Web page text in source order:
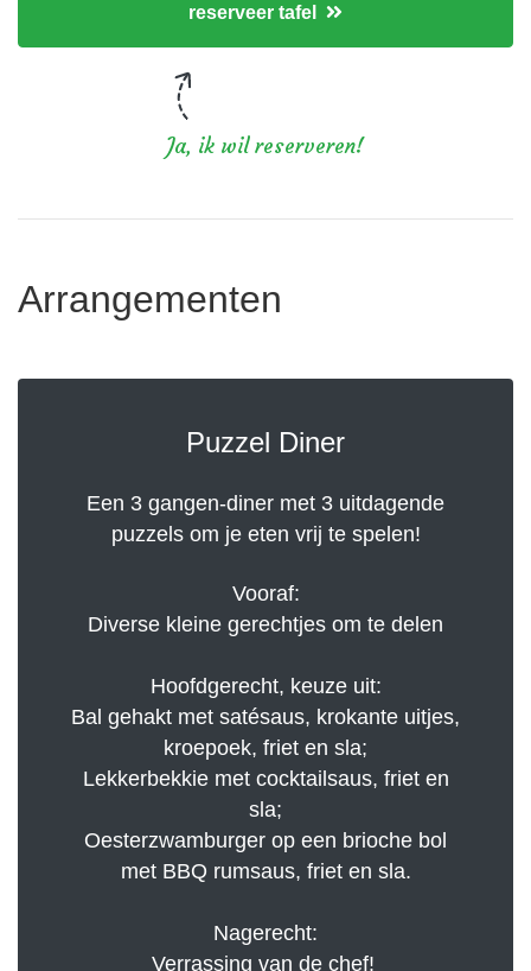
reserveer tafel
Ja, ik wil reserveren!
Arrangementen
Puzzel Diner
Een 3 gangen-diner met 3 uitdagende
puzzels om je eten vrij te spelen!
Vooraf:
Diverse kleine gerechtjes om te delen
Hoofdgerecht, keuze uit:
Bal gehakt met satésaus, krokante uitjes,
kroepoek, friet en sla;
Lekkerbekkie met cocktailsaus, friet en
sla;
Oesterzwamburger op een brioche bol
met BBQ rumsaus, friet en sla.
Nagerecht:
Verrassing van de chef!